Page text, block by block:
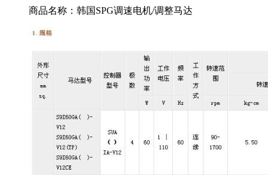
商品名称：韩国SPG调速电机/调整马达